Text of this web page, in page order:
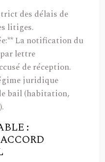
des délais de
litiges.
La notification du
lettre
de réception.
juridique
bail (habitation,
: